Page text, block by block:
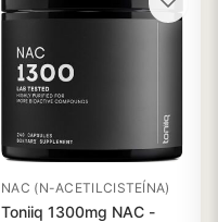
NAC (N-ACETILCISTEÍNA)
Toniiq 1300mg NAC -